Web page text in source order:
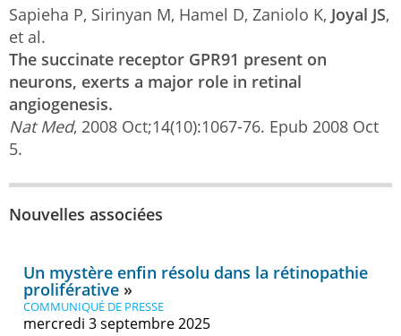
Sapieha P, Sirinyan M, Hamel D, Zaniolo K, Joyal JS,
et al.
The succinate receptor GPR91 present on
neurons, exerts a major role in retinal
angiogenesis.
Nat Med, 2008 Oct;14(10):1067-76. Epub 2008 Oct
5.
Nouvelles associées
Un mystère enfin résolu dans la rétinopathie
proliférative
COMMUNIQUÉ DE PRESSE
mercredi 3 septembre 2025